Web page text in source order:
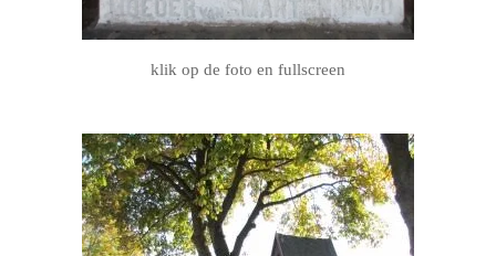
klik op de foto en fullscreen